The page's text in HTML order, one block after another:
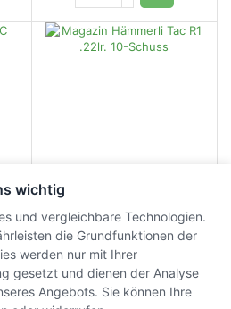
Magazin Hämmerli Tac
R1 .22lr. 10-Schuss
CHF 50.00 inkl. MwSt.
wichtig
und vergleichbare Technologien.
die Grundfunktionen der
werden nur mit Ihrer
gesetzt und dienen der Analyse
Angebots. Sie können Ihre